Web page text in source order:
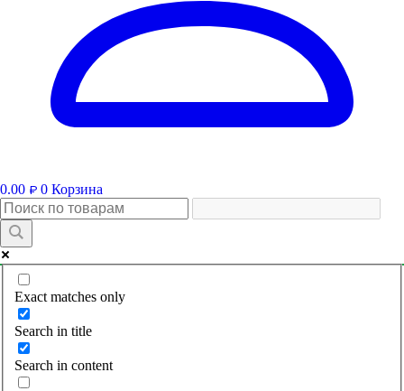
0.00 ₽ 0 Корзина
Exact matches only
Search in title
Search in content